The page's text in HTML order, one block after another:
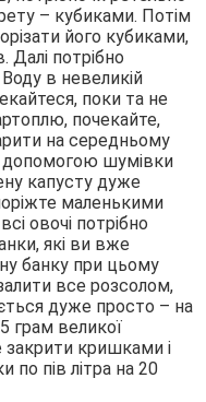
– кубиками. Потім
його кубиками,
Далі потрібно
в невеликій
поки та не
почекайте,
на середньому
допомогою шумівки
капусту дуже
маленькими
овочі потрібно
які ви вже
банку при цьому
все розсолом,
дуже просто – на
грам великої
закрити кришками і
по пів літра на 20